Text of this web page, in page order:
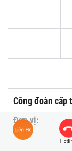
Công đoàn cấp
Đơn vị: